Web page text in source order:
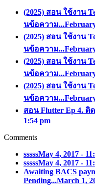
(2025) สอน ใช้งาน
นข้อความ...
(2025) สอน ใช้งาน
นข้อความ...
(2025) สอน ใช้งาน
นข้อความ...
(2025) สอน ใช้งาน
นข้อความ...
สอน Flutter Ep 4. ติ
1:54 pm
Comments
sssssMay 4, 2017 -
sssssMay 4, 2017 -
Awaiting BACS
Pending...March 1,